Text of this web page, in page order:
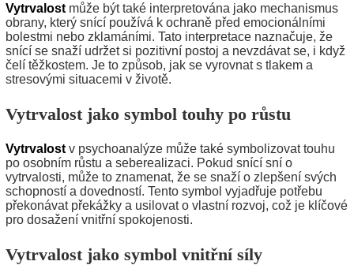
Vytrvalost může být také interpretována jako mechanismus
obrany, který snící používá k ochraně před emocionálními
bolestmi nebo zklamáními. Tato interpretace naznačuje, že
snící se snaží udržet si pozitivní postoj a nevzdávat se, i když
čelí těžkostem. Je to způsob, jak se vyrovnat s tlakem a
stresovými situacemi v životě.
Vytrvalost jako symbol touhy po růstu
Vytrvalost v psychoanalýze může také symbolizovat touhu
po osobním růstu a seberealizaci. Pokud snící sní o
vytrvalosti, může to znamenat, že se snaží o zlepšení svých
schopností a dovedností. Tento symbol vyjadřuje potřebu
překonávat překážky a usilovat o vlastní rozvoj, což je klíčové
pro dosažení vnitřní spokojenosti.
Vytrvalost jako symbol vnitřní síly